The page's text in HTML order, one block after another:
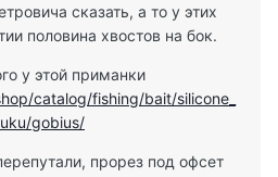
сказать, а то у этих
половина хвостов на бок.
у этой приманки
catalog/fishing/bait/silicone_
gobius/
прорез под офсет